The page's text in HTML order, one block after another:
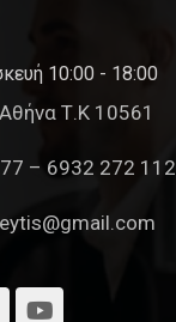
10:00 - 18:00
Τ.Κ 10561
– 6932 272 112